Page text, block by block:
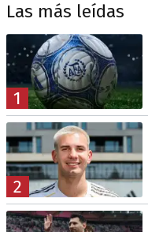
Las más leídas
1
2